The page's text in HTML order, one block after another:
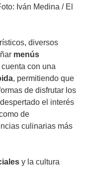
Iván Medina / El
diversos
menús
con una
, permitiendo que
de disfrutar los
el interés
de
culinarias más
y la cultura